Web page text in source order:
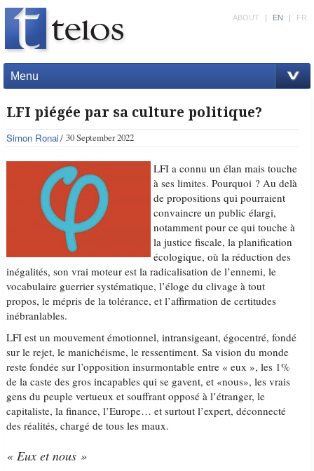
Menu
ABOUT | EN | FR
LFI piégée par sa culture politique?
Simon Ronai 30 September 2022
LFI a connu un élan mais touche
à ses limites. Pourquoi ? Au delà
de propositions qui pourraient
convaincre un public élargi,
notamment pour ce qui touche à
la justice fiscale, la planification
écologique, où la réduction des
inégalités, son vrai moteur est la radicalisation de l’ennemi, le
vocabulaire guerrier systématique, l’éloge du clivage à tout
propos, le mépris de la tolérance, et l’affirmation de certitudes
inébranlables.
LFI est un mouvement émotionnel, intransigeant, égocentré, fondé
sur le rejet, le manichéisme, le ressentiment. Sa vision du monde
reste fondée sur l’opposition insurmontable entre « eux », les 1%
de la caste des gros incapables qui se gavent, et «nous», les vrais
gens du peuple vertueux et souffrant opposé à l’étranger, le
capitaliste, la finance, l’Europe… et surtout l’expert, déconnecté
des réalités, chargé de tous les maux.
« Eux et nous »